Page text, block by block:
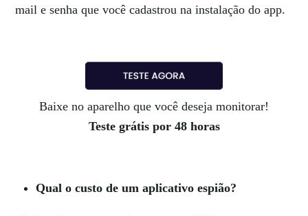
mail e senha que você cadastrou na instalação do app.
Baixe no aparelho que você deseja monitorar!
Teste grátis por 48 horas
Qual o custo de um aplicativo espião?